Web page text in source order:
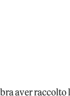
aver